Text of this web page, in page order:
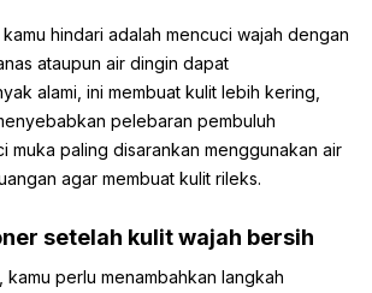
hindari adalah mencuci wajah dengan
ataupun air dingin dapat
alami, ini membuat kulit lebih kering,
pelebaran pembuluh
muka paling disarankan menggunakan air
agar membuat kulit rileks.
setelah kulit wajah bersih
kamu perlu menambahkan langkah